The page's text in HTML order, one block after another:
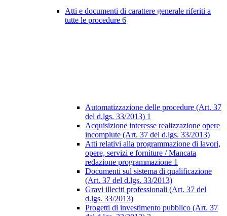
Atti e documenti di carattere generale riferiti a
tutte le procedure 6
Automatizzazione delle procedure (Art. 37
del d.lgs. 33/2013) 1
Acquisizione interesse realizzazione opere
incompiute (Art. 37 del d.lgs. 33/2013)
Atti relativi alla programmazione di lavori,
opere, servizi e forniture / Mancata
redazione programmazione 1
Documenti sul sistema di qualificazione
(Art. 37 del d.lgs. 33/2013)
Gravi illeciti professionali (Art. 37 del
d.lgs. 33/2013)
Progetti di investimento pubblico (Art. 37